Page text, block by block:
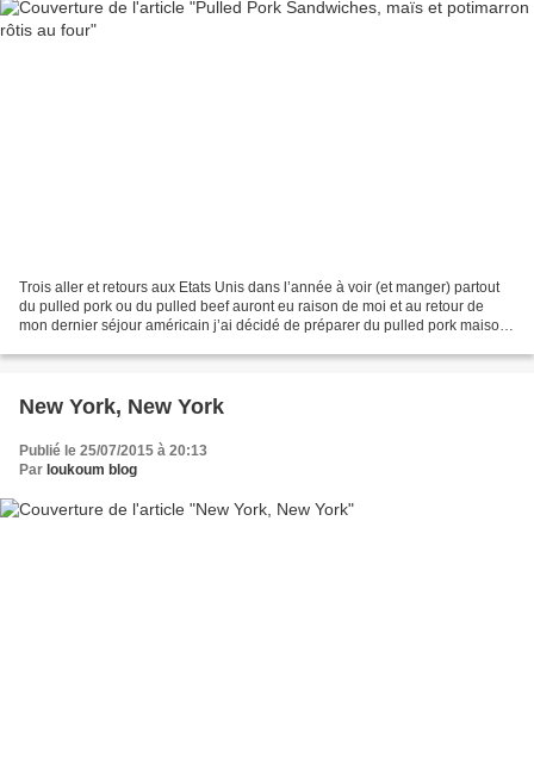
Trois aller et retours aux Etats Unis dans l’année à voir (et manger) partout
du pulled pork ou du pulled beef auront eu raison de moi et au retour de
mon dernier séjour américain j’ai décidé de préparer du pulled pork maison
New York, New York
Publié le 25/07/2015 à 20:13
Par loukoum blog